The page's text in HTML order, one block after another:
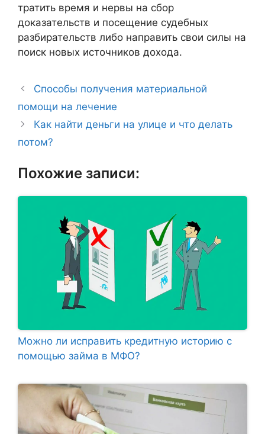
тратить время и нервы на сбор
доказательств и посещение судебных
разбирательств либо направить свои силы на
поиск новых источников дохода.
Способы получения материальной
помощи на лечение
Как найти деньги на улице и что делать
потом?
Похожие записи:
Можно ли исправить кредитную историю с
помощью займа в МФО?